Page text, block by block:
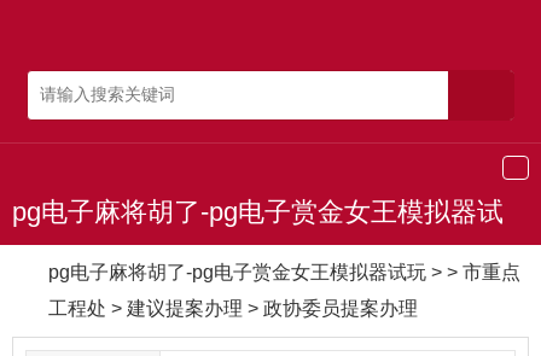
导
pg电子麻将胡了-pg电子赏金女王模拟器试
pg电子麻将胡了-pg电子赏金女王模拟器试玩 > > 市重点
工程处 > 建议提案办理 > 政协委员提案办理